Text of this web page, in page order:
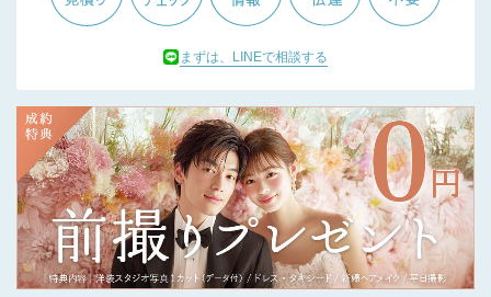
まずは、LINEで相談する